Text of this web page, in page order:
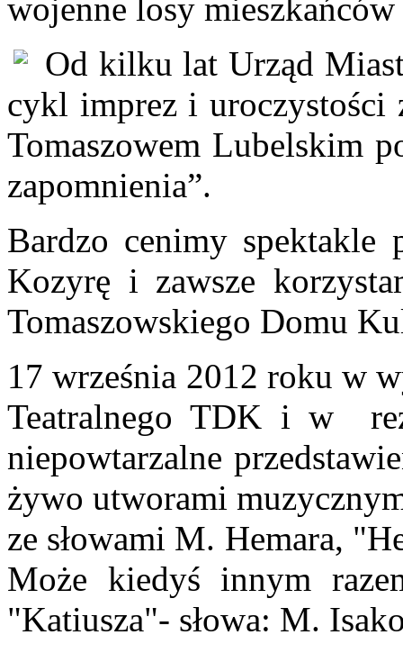
wojenne losy
Od kilku lat Urząd
cykl imprez i uroczystości
Tomaszowem Lubelskim
zapomnienia”.
Bardzo cenimy spektakle
Kozyrę i zawsze
Tomaszowskiego Domu
17 września 2012 roku w
Teatralnego TDK i w
niepowtarzalne
żywo utworami
ze słowami M. Hemara,
Może kiedyś innym
"Katiusza"- słowa: M.